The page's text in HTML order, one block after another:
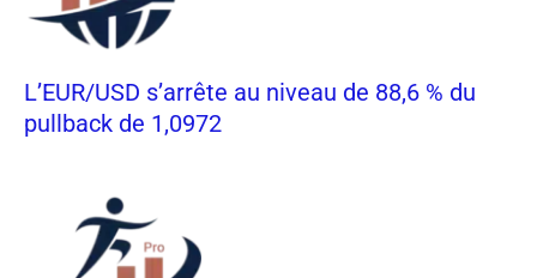
L’EUR/USD s’arrête au niveau de 88,6 % du
pullback de 1,0972